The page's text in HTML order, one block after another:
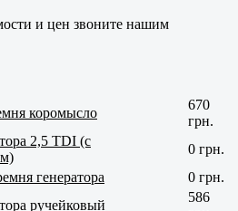
и цен звоните нашим
коромысло
670
грн.
2,5 TDI (с
0 грн.
генератора
0 грн.
ручейковый
586